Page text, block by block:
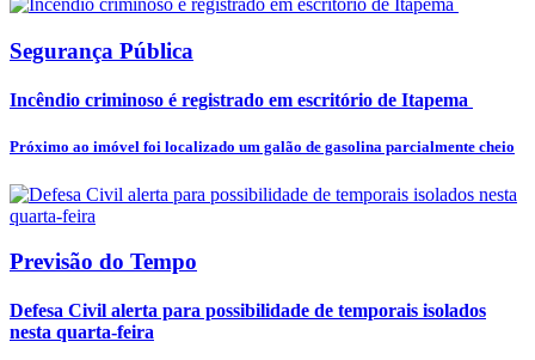
Segurança Pública
Incêndio criminoso é registrado em escritório de Itapema
Próximo ao imóvel foi localizado um galão de gasolina parcialmente cheio
Previsão do Tempo
Defesa Civil alerta para possibilidade de temporais isolados
nesta quarta-feira